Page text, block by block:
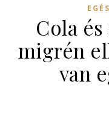
Cola
migrén
van